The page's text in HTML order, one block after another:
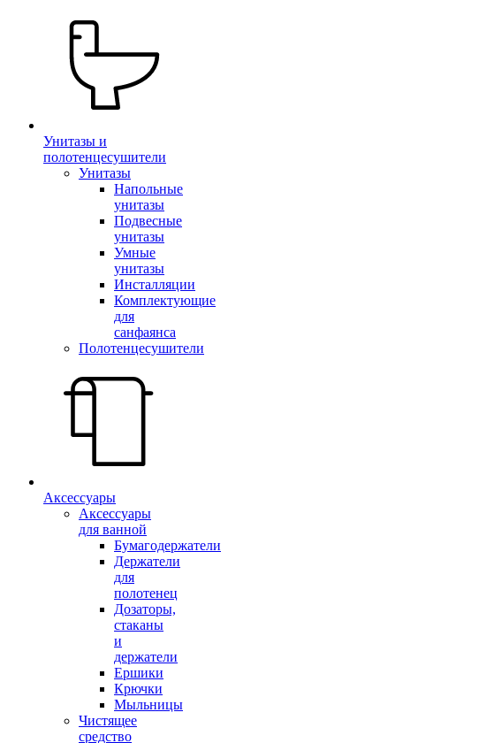
Унитазы и
полотенцесушители
Унитазы
Напольные
унитазы
Подвесные
унитазы
Умные
унитазы
Инсталляции
Комплектующие
для
санфаянса
Полотенцесушители
Аксессуары
Аксессуары
для ванной
Бумагодержатели
Держатели
для
полотенец
Дозаторы,
стаканы
и
держатели
Ершики
Крючки
Мыльницы
Чистящее
средство